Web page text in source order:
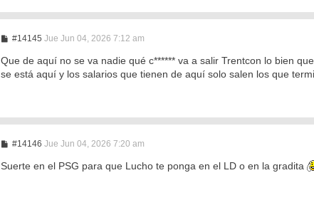
#14145M
n
a
Jue Jun 04, 2026 7:12 am
Que de aquí no se va nadie qué c****** va a salir Trentcon lo bien
se está aquí y los salarios que tienen de aquí solo salen los que
#14146M
n
Jue Jun 04, 2026 7:20 am
Suerte en el PSG para que Lucho te ponga en el LD o en la gradita